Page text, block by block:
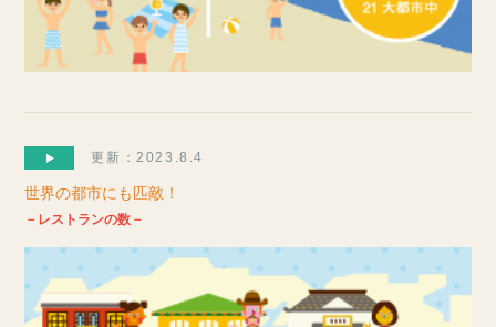
更新：2023.8.4
世界の都市にも匹敵！
－レストランの数－